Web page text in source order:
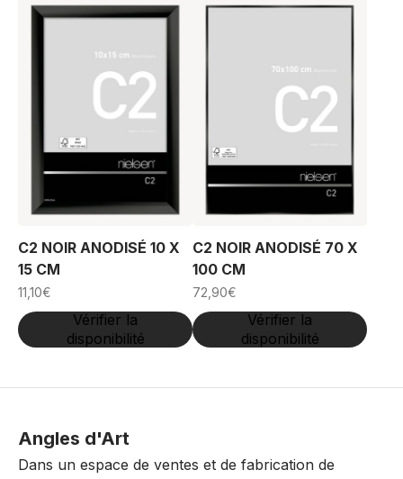
C2 NOIR ANODISÉ 10 X
15 CM
11,10€
Vérifier la
disponibilité
C2 NOIR ANODISÉ 70 X
100 CM
72,90€
Vérifier la
disponibilité
Angles d'Art
Dans un espace de ventes et de fabrication de